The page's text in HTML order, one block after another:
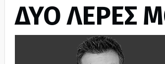
ΔΥΟ ΛΕΡΕΣ